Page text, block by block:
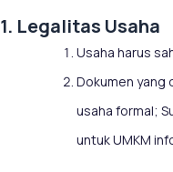
1. Legalitas Usaha
Usaha harus
Dokumen yang
usaha formal;
untuk UMKM